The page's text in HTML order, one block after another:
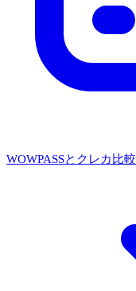
WOWPASSとクレカ比較